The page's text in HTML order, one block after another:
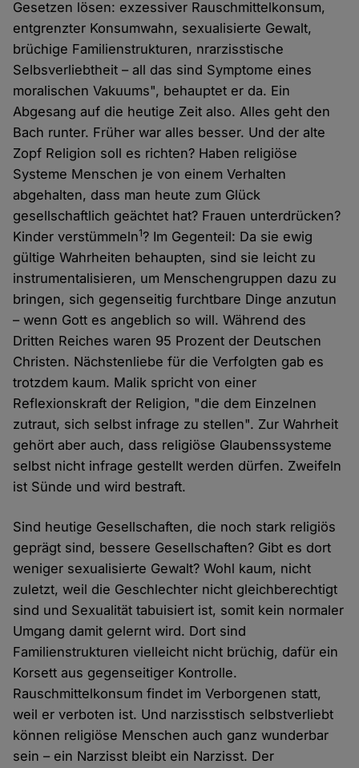
Gesetzen lösen: exzessiver Rauschmittelkonsum,
entgrenzter Konsumwahn, sexualisierte Gewalt,
brüchige Familienstrukturen, nrarzisstische
Selbsverliebtheit – all das sind Symptome eines
moralischen Vakuums", behauptet er da. Ein
Abgesang auf die heutige Zeit also. Alles geht den
Bach runter. Früher war alles besser. Und der alte
Zopf Religion soll es richten? Haben religiöse
Systeme Menschen je von einem Verhalten
abgehalten, dass man heute zum Glück
gesellschaftlich geächtet hat? Frauen unterdrücken?
Kinder verstümmeln1? Im Gegenteil: Da sie ewig
gültige Wahrheiten behaupten, sind sie leicht zu
instrumentalisieren, um Menschengruppen dazu zu
bringen, sich gegenseitig furchtbare Dinge anzutun
– wenn Gott es angeblich so will. Während des
Dritten Reiches waren 95 Prozent der Deutschen
Christen. Nächstenliebe für die Verfolgten gab es
trotzdem kaum. Malik spricht von einer
Reflexionskraft der Religion, "die dem Einzelnen
zutraut, sich selbst infrage zu stellen". Zur Wahrheit
gehört aber auch, dass religiöse Glaubenssysteme
selbst nicht infrage gestellt werden dürfen. Zweifeln
ist Sünde und wird bestraft.
Sind heutige Gesellschaften, die noch stark religiös
geprägt sind, bessere Gesellschaften? Gibt es dort
weniger sexualisierte Gewalt? Wohl kaum, nicht
zuletzt, weil die Geschlechter nicht gleichberechtigt
sind und Sexualität tabuisiert ist, somit kein normaler
Umgang damit gelernt wird. Dort sind
Familienstrukturen vielleicht nicht brüchig, dafür ein
Korsett aus gegenseitiger Kontrolle.
Rauschmittelkonsum findet im Verborgenen statt,
weil er verboten ist. Und narzisstisch selbstverliebt
können religiöse Menschen auch ganz wunderbar
sein – ein Narzisst bleibt ein Narzisst. Der